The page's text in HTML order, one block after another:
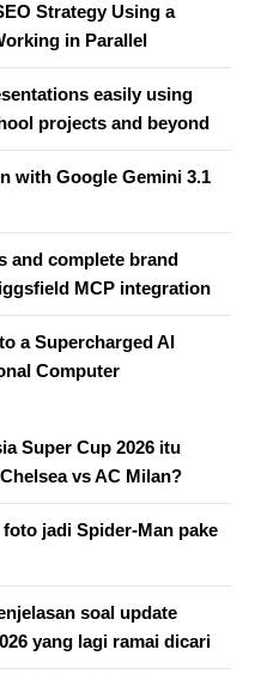
Strategy Using a
in Parallel
easily using
projects and beyond
with Google Gemini 3.1
and complete brand
MCP integration
a Supercharged AI
Computer
Super Cup 2026 itu
vs AC Milan?
jadi Spider-Man pake
soal update
yang lagi ramai dicari